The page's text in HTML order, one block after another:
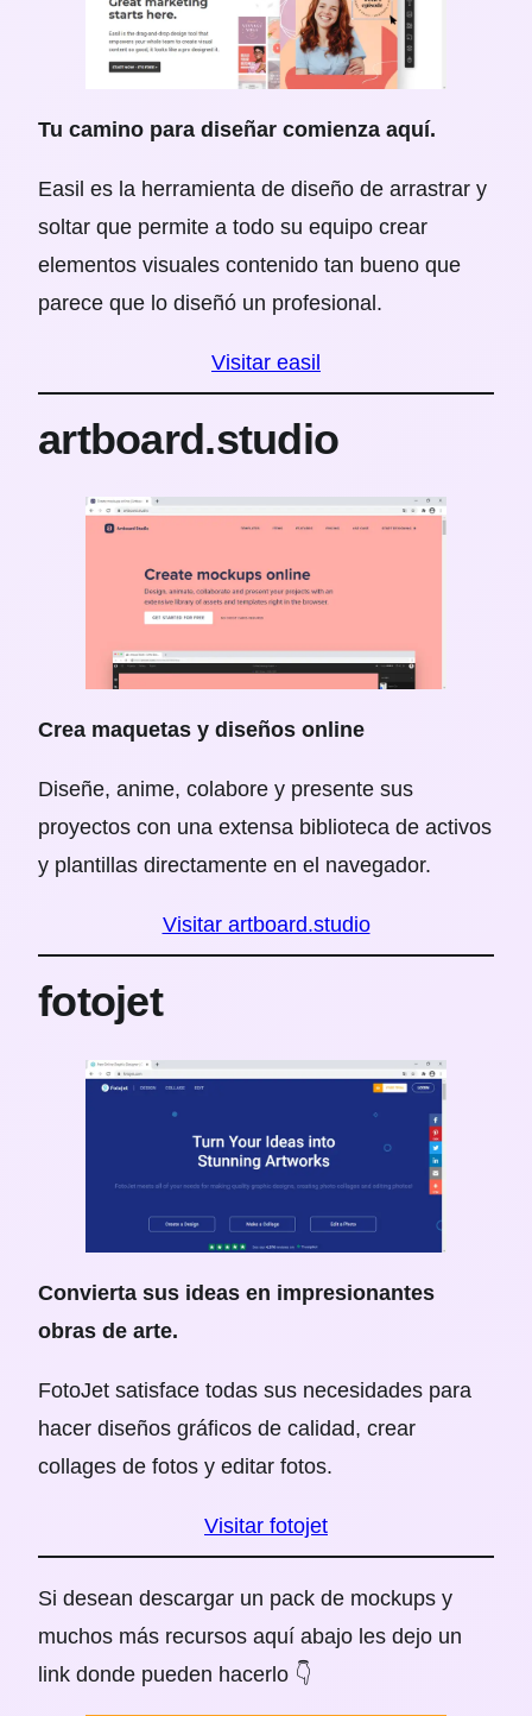
Tu camino para diseñar comienza aquí.
Easil es la herramienta de diseño de arrastrar y
soltar que permite a todo su equipo crear
elementos visuales contenido tan bueno que
parece que lo diseñó un profesional.
Visitar easil
artboard.studio
Crea maquetas y diseños online
Diseñe, anime, colabore y presente sus
proyectos con una extensa biblioteca de activos
y plantillas directamente en el navegador.
Visitar artboard.studio
fotojet
Convierta sus ideas en impresionantes
obras de arte.
FotoJet satisface todas sus necesidades para
hacer diseños gráficos de calidad, crear
collages de fotos y editar fotos.
Visitar fotojet
Si desean descargar un pack de mockups y
muchos más recursos aquí abajo les dejo un
link donde pueden hacerlo 👇